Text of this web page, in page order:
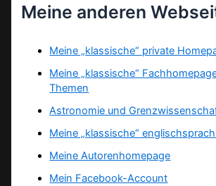
Meine anderen
Meine „klassische“ private
Meine „klassische“
Themen
Astronomie und
Meine „klassische“
Meine Autorenhomepage
Mein Facebook-Account